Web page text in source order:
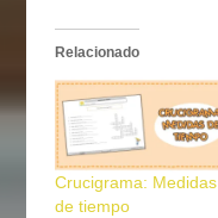
Relacionado
Crucigrama: Medidas
de tiempo